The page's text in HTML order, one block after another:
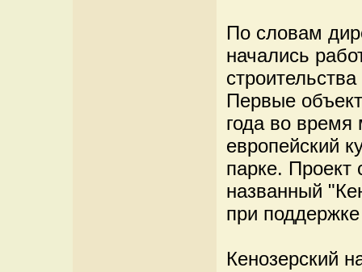
По словам
начались
Первые
года во время
европейский
парке. Проект
названный
при
Кенозерский